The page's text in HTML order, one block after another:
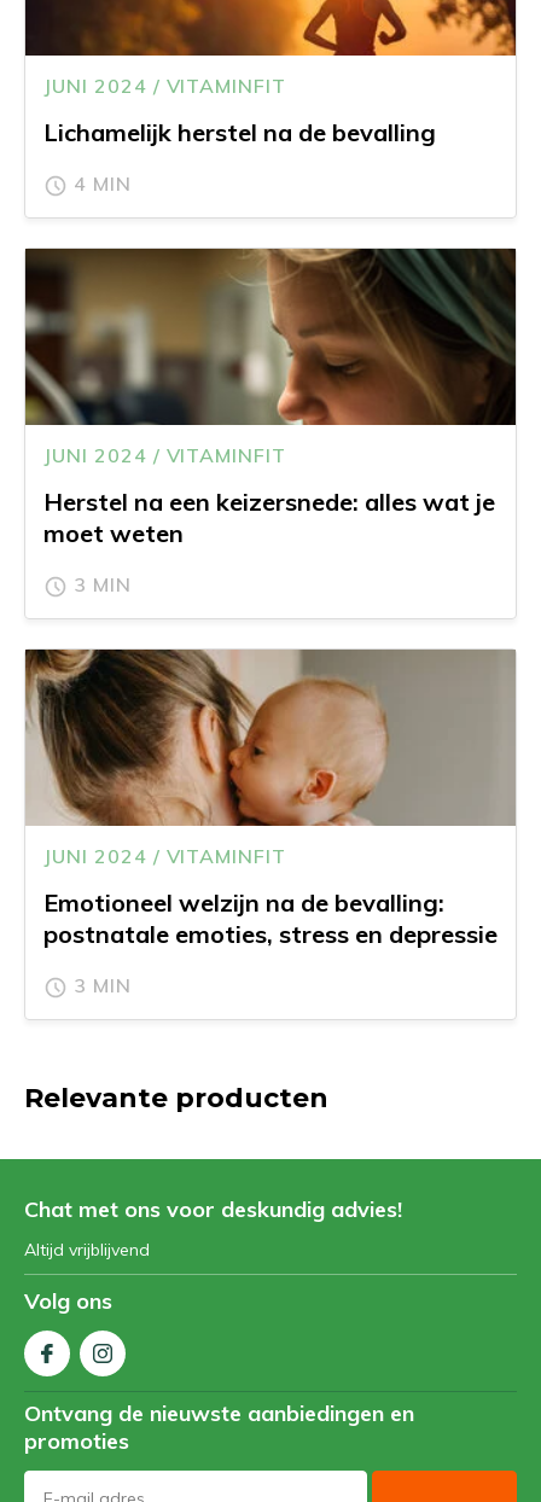
JUNI 2024 / VITAMINFIT
Lichamelijk herstel na de bevalling
4 MIN
JUNI 2024 / VITAMINFIT
Herstel na een keizersnede: alles wat je
moet weten
3 MIN
JUNI 2024 / VITAMINFIT
Emotioneel welzijn na de bevalling:
postnatale emoties, stress en depressie
3 MIN
Relevante producten
Chat met ons voor deskundig advies!
Altijd vrijblijvend
Volg ons
Ontvang de nieuwste aanbiedingen en
promoties